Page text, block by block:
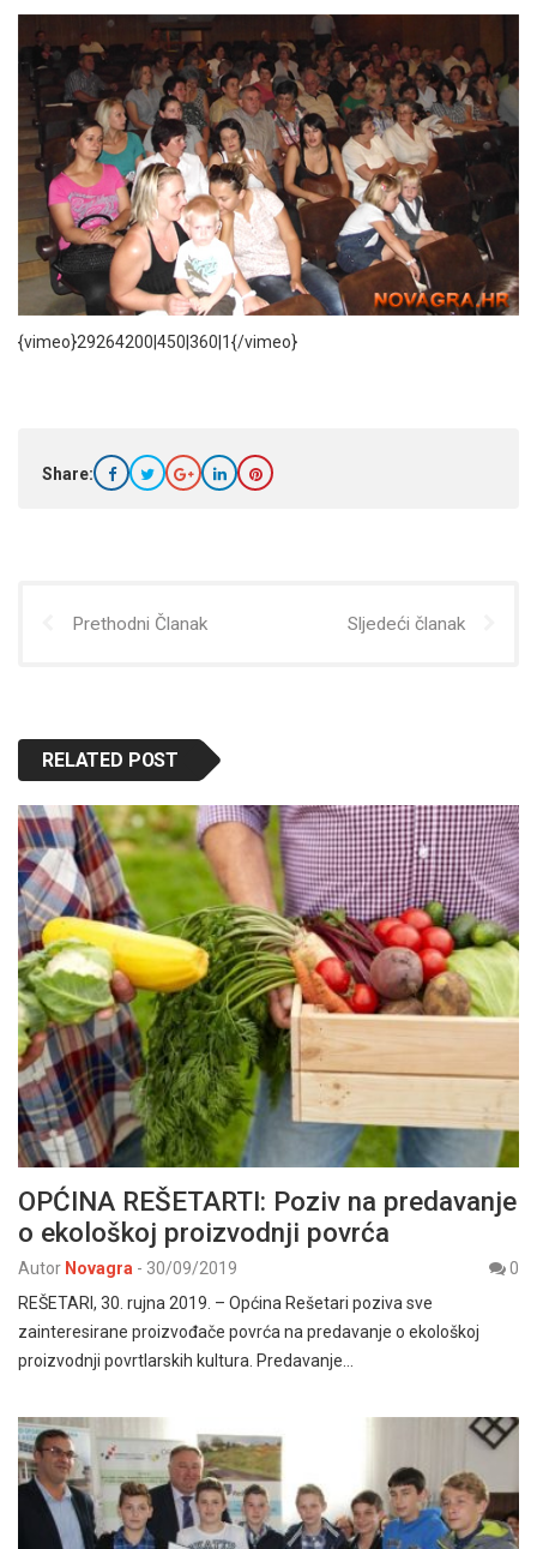
{vimeo}29264200|450|360|1{/vimeo}
Share:
Prethodni Članak Sljedeći članak
RELATED POST
OPĆINA REŠETARTI: Poziv na predavanje
o ekološkoj proizvodnji povrća
Autor Novagra - 30/09/2019
0
REŠETARI, 30. rujna 2019. – Općina Rešetari poziva sve
zainteresirane proizvođače povrća na predavanje o ekološkoj
proizvodnji povrtlarskih kultura. Predavanje…